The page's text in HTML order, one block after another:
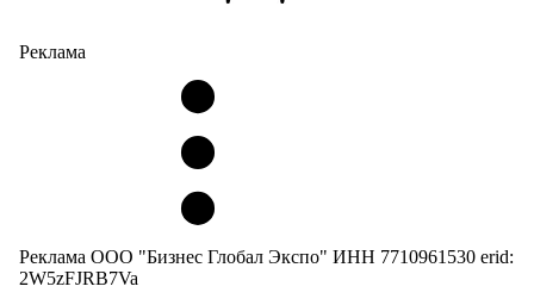
Реклама
Реклама ООО "Бизнес Глобал Экспо" ИНН 7710961530 erid:
2W5zFJRB7Va